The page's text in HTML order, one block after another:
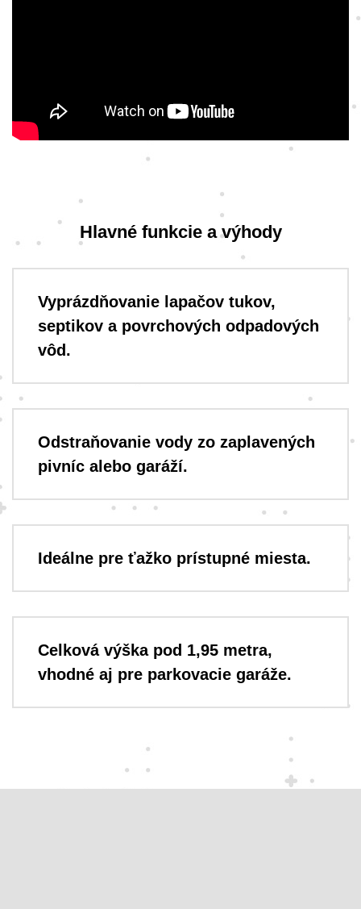
Hlavné funkcie a výhody
Vyprázdňovanie lapačov tukov,
septikov a povrchových odpadových
vôd.
Odstraňovanie vody zo zaplavených
pivníc alebo garáží.
Ideálne pre ťažko prístupné miesta.
Celková výška pod 1,95 metra,
vhodné aj pre parkovacie garáže.